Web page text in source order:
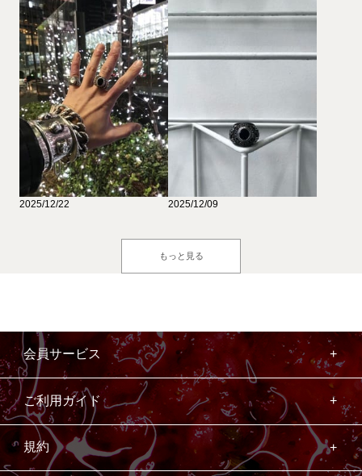
2025/12/22 2025/12/09
もっと見る
会員サービス
ご利用ガイド
規約